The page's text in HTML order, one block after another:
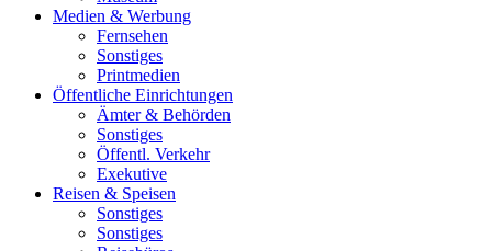
Medien & Werbung
Fernsehen
Sonstiges
Printmedien
Öffentliche Einrichtungen
Ämter & Behörden
Sonstiges
Öffentl. Verkehr
Exekutive
Reisen & Speisen
Sonstiges
Sonstiges